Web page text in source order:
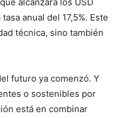
anual del 17,5%. Este
técnica, sino también
futuro ya comenzó. Y
o sostenibles por
está en combinar